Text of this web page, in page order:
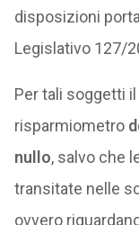
disposizioni
Legislativo 127/
Per tali soggetti
risparmiometro
nullo, salvo che
transitate nelle
ovvero